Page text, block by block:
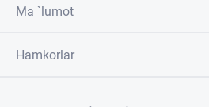
Ma `lumot
Hamkorlar